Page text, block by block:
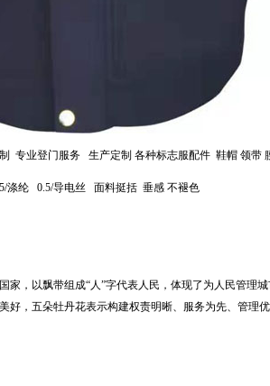
专业登门服务 生产定制 各种标志服配件 鞋帽 领带
涤纶 0.5/导电丝 面料挺括 垂感 不褪色
家，以飘带组成“人”字代表人民，体现了为人民管理
好，五朵牡丹花表示构建权责明晰、服务为先、管理